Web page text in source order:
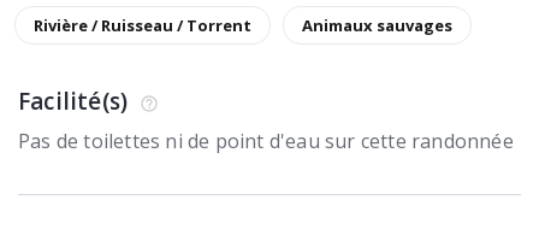
Rivière / Ruisseau / Torrent Animaux sauvages
Facilité(s)
Pas de toilettes ni de point d'eau sur cette randonnée